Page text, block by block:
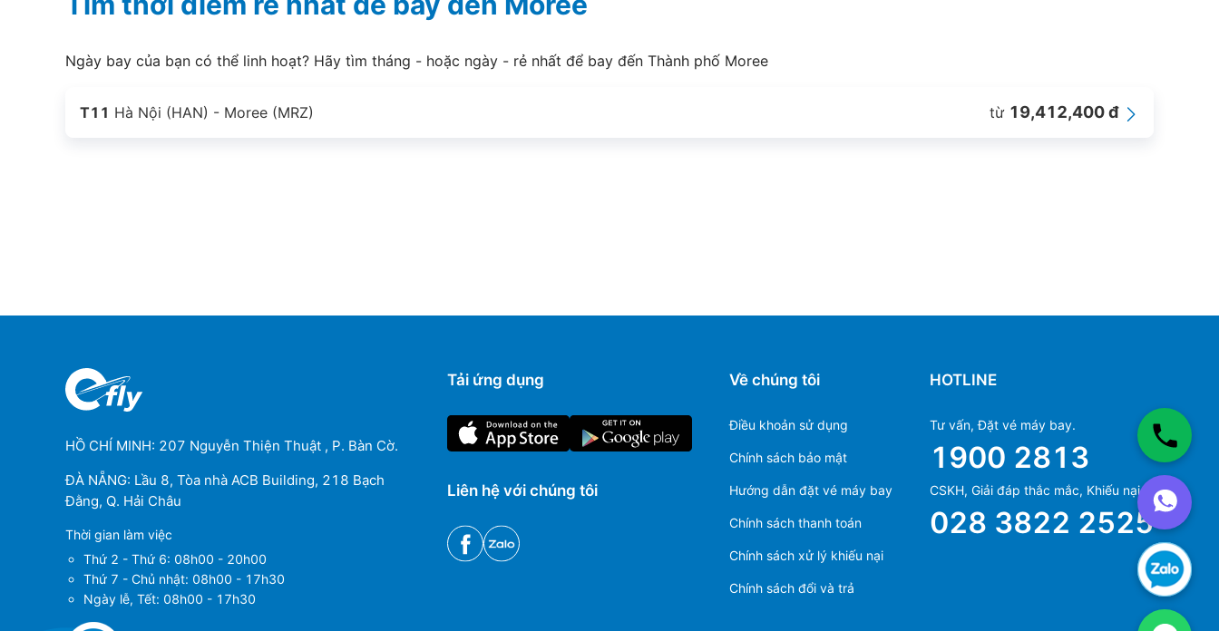
Ngày bay của bạn có thể linh hoạt? Hãy tìm tháng - hoặc ngày - rẻ nhất để bay đến Thành phố Moree
T11 Hà Nội (HAN) - Moree (MRZ) từ 19,412,400 đ
HỒ CHÍ MINH: 207 Nguyễn Thiện Thuật , P. Bàn Cờ.
ĐÀ NẴNG: Lầu 8, Tòa nhà ACB Building, 218 Bạch
Đằng, Q. Hải Châu
Thời gian làm việc
Thứ 2 - Thứ 6: 08h00 - 20h00
Thứ 7 - Chủ nhật: 08h00 - 17h30
Ngày lễ, Tết: 08h00 - 17h30
Tải ứng dụng
Liên hệ với chúng tôi
Về chúng tôi
Điều khoản sử dụng
Chính sách bảo mật
Hướng dẫn đặt vé máy bay
Chính sách thanh toán
Chính sách xử lý khiếu nại
Chính sách đổi và trả
HOTLINE
Tư vấn, Đặt vé máy bay.
1900 2813
CSKH, Giải đáp thắc mắc, Khiếu nại.
028 3822 2525
Ms Hằng
(+84) 70 854 1213
Ms Huỳnh